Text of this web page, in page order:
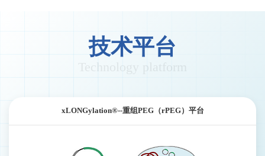
技术平台
xLONGylation®--重组PEG（rPEG）平台